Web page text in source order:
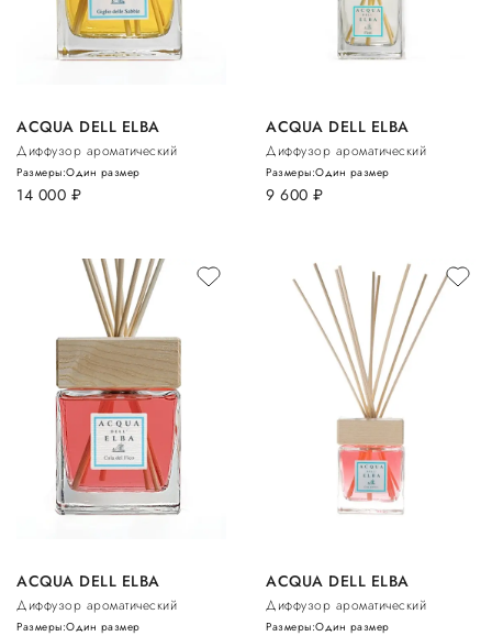
ACQUA DELL ELBA
Диффузор ароматический
14 000 руб.
Размеры:Один размер
ACQUA DELL ELBA
Диффузор ароматический
9 600 руб.
Размеры:Один размер
ACQUA DELL ELBA
Диффузор ароматический
Размеры:Один размер
ACQUA DELL ELBA
Диффузор ароматический
Размеры:Один размер